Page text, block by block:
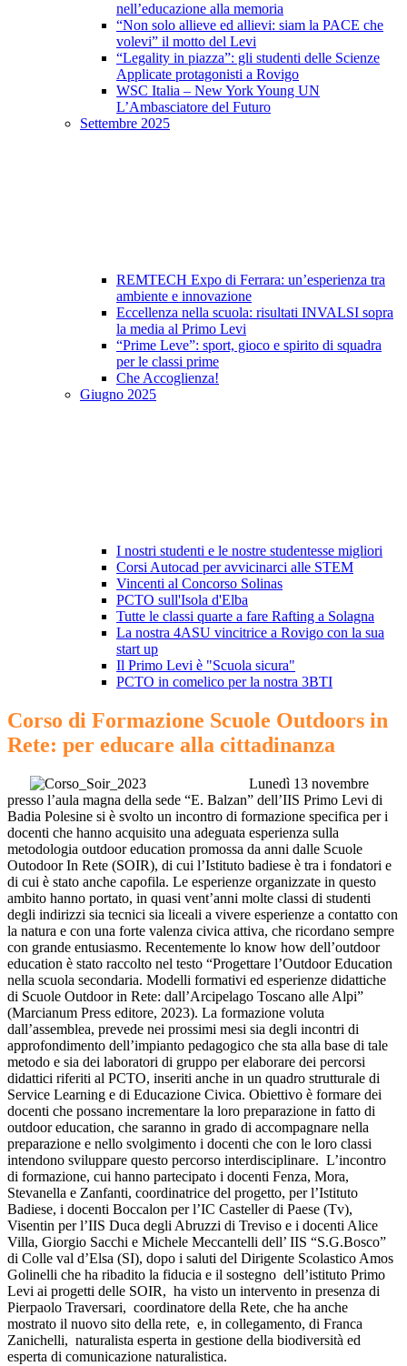
nell’educazione alla memoria
“Non solo allieve ed allievi: siam la PACE che
volevi” il motto del Levi
“Legality in piazza”: gli studenti delle Scienze
Applicate protagonisti a Rovigo
WSC Italia – New York Young UN
L’Ambasciatore del Futuro
Settembre 2025
REMTECH Expo di Ferrara: un’esperienza tra
ambiente e innovazione
Eccellenza nella scuola: risultati INVALSI sopra
la media al Primo Levi
“Prime Leve”: sport, gioco e spirito di squadra
per le classi prime
Che Accoglienza!
Giugno 2025
I nostri studenti e le nostre studentesse migliori
Corsi Autocad per avvicinarci alle STEM
Vincenti al Concorso Solinas
PCTO sull'Isola d'Elba
Tutte le classi quarte a fare Rafting a Solagna
La nostra 4ASU vincitrice a Rovigo con la sua
start up
Il Primo Levi è "Scuola sicura"
PCTO in comelico per la nostra 3BTI
Corso di Formazione Scuole Outdoors in
Rete: per educare alla cittadinanza
Lunedì 13 novembre
presso l’aula magna della sede “E. Balzan” dell’IIS Primo Levi di
Badia Polesine si è svolto un incontro di formazione specifica per i
docenti che hanno acquisito una adeguata esperienza sulla
metodologia outdoor education promossa da anni dalle Scuole
Outodoor In Rete (SOIR), di cui l’Istituto badiese è tra i fondatori e
di cui è stato anche capofila. Le esperienze organizzate in questo
ambito hanno portato, in quasi vent’anni molte classi di studenti
degli indirizzi sia tecnici sia liceali a vivere esperienze a contatto con
la natura e con una forte valenza civica attiva, che ricordano sempre
con grande entusiasmo. Recentemente lo know how dell’outdoor
education è stato raccolto nel testo “Progettare l’Outdoor Education
nella scuola secondaria. Modelli formativi ed esperienze didattiche
di Scuole Outdoor in Rete: dall’Arcipelago Toscano alle Alpi”
(Marcianum Press editore, 2023). La formazione voluta
dall’assemblea, prevede nei prossimi mesi sia degli incontri di
approfondimento dell’impianto pedagogico che sta alla base di tale
metodo e sia dei laboratori di gruppo per elaborare dei percorsi
didattici riferiti al PCTO, inseriti anche in un quadro strutturale di
Service Learning e di Educazione Civica. Obiettivo è formare dei
docenti che possano incrementare la loro preparazione in fatto di
outdoor education, che saranno in grado di accompagnare nella
preparazione e nello svolgimento i docenti che con le loro classi
intendono sviluppare questo percorso interdisciplinare. L’incontro
di formazione, cui hanno partecipato i docenti Fenza, Mora,
Stevanella e Zanfanti, coordinatrice del progetto, per l’Istituto
Badiese, i docenti Boccalon per l’IC Casteller di Paese (Tv),
Visentin per l’IIS Duca degli Abruzzi di Treviso e i docenti Alice
Villa, Giorgio Sacchi e Michele Meccantelli dell’ IIS “S.G.Bosco”
di Colle val d’Elsa (SI), dopo i saluti del Dirigente Scolastico Amos
Golinelli che ha ribadito la fiducia e il sostegno dell’istituto Primo
Levi ai progetti delle SOIR, ha visto un intervento in presenza di
Pierpaolo Traversari, coordinatore della Rete, che ha anche
mostrato il nuovo sito della rete, e, in collegamento, di Franca
Zanichelli, naturalista esperta in gestione della biodiversità ed
esperta di comunicazione naturalistica.